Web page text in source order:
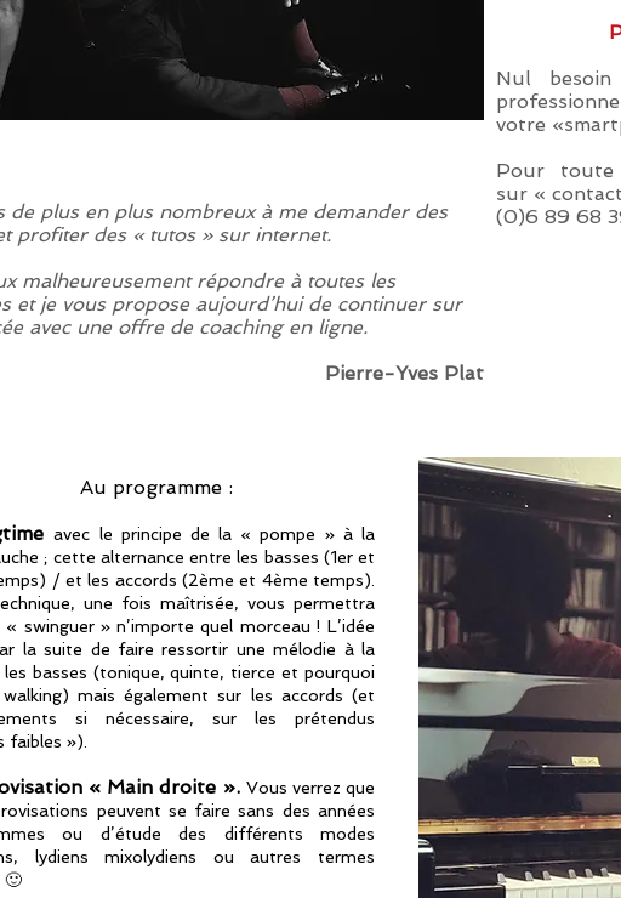
de plus en plus nombreux à me demander des
profiter des « tutos » sur internet.
malheureusement répondre à toutes les
et je vous propose aujourd’hui de continuer sur
avec une offre de coaching en ligne.
Pierre-Yves Plat
Nul besoin
votre
Pour toute
sur «
(0)6 89 68
Au programme :
avec le principe de la « pompe » à la
; cette alternance entre les basses (1er et
/ et les accords (2ème et 4ème temps).
une fois maîtrisée, vous permettra
swinguer » n’importe quel morceau ! L’idée
la suite de faire ressortir une mélodie à la
basses (tonique, quinte, tierce et pourquoi
mais également sur les accords (et
si nécessaire, sur les prétendus
faibles »).
« Main droite ». Vous verrez que
peuvent se faire sans des années
ou d’étude des différents modes
lydiens mixolydiens ou autres termes
🙂